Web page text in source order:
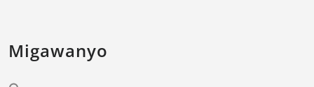
Migawanyo